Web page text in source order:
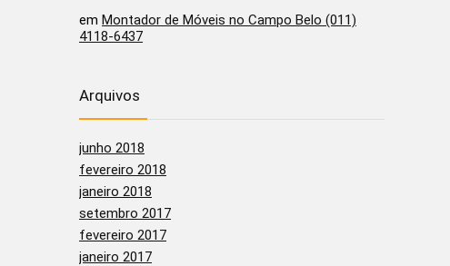
em Montador de Móveis no Campo Belo (011)
4118-6437
Arquivos
junho 2018
fevereiro 2018
janeiro 2018
setembro 2017
fevereiro 2017
janeiro 2017